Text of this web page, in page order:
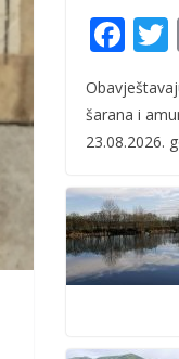
F
ac
e
b
o
k
šarana i
23.08.2026.